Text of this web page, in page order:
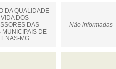
DA QUALIDADE
VIDA DOS
DAS
MUNICIPAIS DE
MG
Não informadas